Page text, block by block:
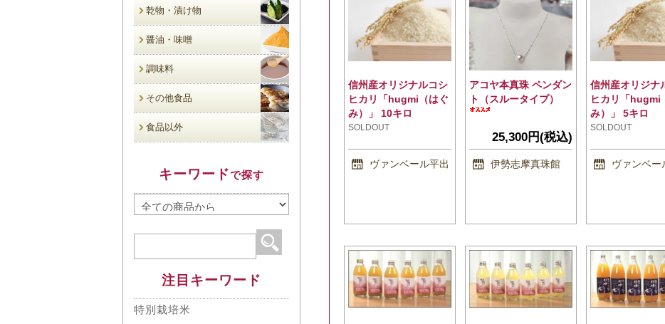
信州産オリジナルコシ
ヒカリ「hugmi（はぐ
み）」 10キロ
SOLDOUT
ヴァンベール平出
アコヤ本真珠 ペンダン
ト（スルータイプ）
25,300円(税込)
伊勢志摩真珠館
信州産オリジナ
ヒカリ「hugmi
み）」 5キロ
SOLDOUT
ヴァンベー
乾物・漬け物
醤油・味噌
調味料
その他食品
食品以外
キーワードで探す
注目キーワード
特別栽培米